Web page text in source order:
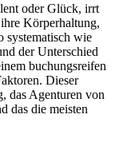
oder Glück, irrt
Körperhaltung,
systematisch wie
der Unterschied
buchungsreifen
Dieser
das Agenturen von
das die meisten